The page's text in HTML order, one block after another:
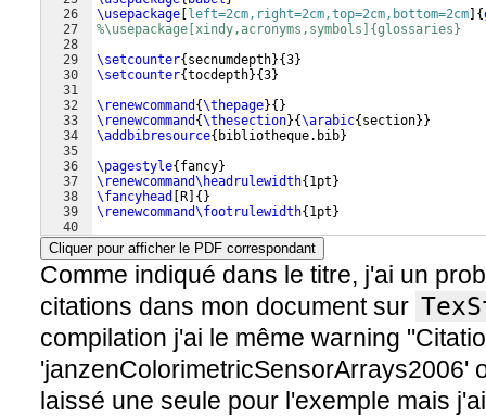
26
27
28
29
30
31
32
33
34
35
36
37
38
39
40
41
\usepackage
left=2cm,right=2cm,top=2cm,bottom=2cm {
%\usepackage[xindy,acronyms,symbols]{glossaries}
\setcounter{ secnumdepth}{3}
\setcounter{tocdepth}{3}
\renewcommand {\thepage}{ }
\renewcommand {\thesection}{\arabic{ section}}
\addbibresource{ bibliotheque.bib}
\pagestyle{ fancy}
\renewcommand\headrulewidth{ 1pt }
\fancyhead
R { }
\renewcommand\footrulewidth{ 1pt }
\begin{document}
Cliquer pour afficher le PDF correspondant
Comme indiqué dans le titre, j'ai un
citations dans mon document sur
compilation j'ai le même warning
'janzenColorimetricSensorArrays2006'
laissé une seule pour l'exemple mais